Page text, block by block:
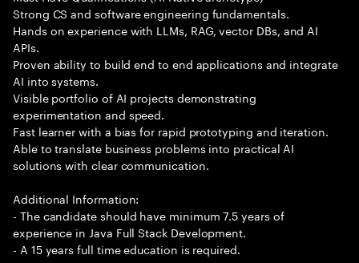
Strong CS and software engineering fundamentals.
Hands on experience with LLMs, RAG, vector DBs, and AI
APIs.
Proven ability to build end to end applications and integrate
AI into systems.
Visible portfolio of AI projects demonstrating
experimentation and speed.
Fast learner with a bias for rapid prototyping and iteration.
Able to translate business problems into practical AI
solutions with clear communication.
Additional Information:
- The candidate should have minimum 7.5 years of
experience in Java Full Stack Development.
- A 15 years full time education is required.